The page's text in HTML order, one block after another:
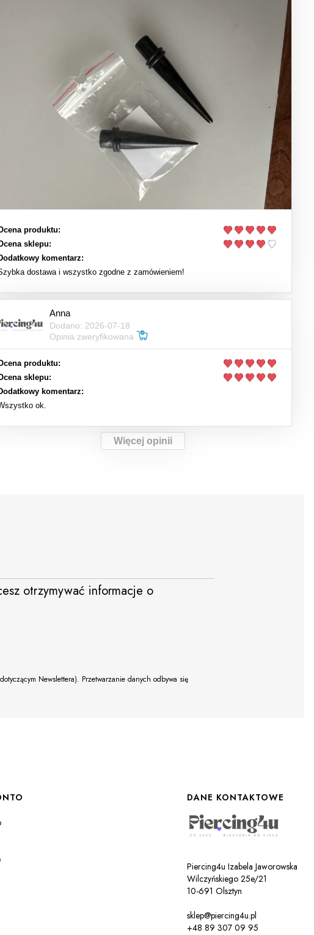
produktu:
sklepu:
komentarz:
dostawa i wszystko zgodne z zamówieniem!
Anna
Dodano: 2026-07-18
Opinia zweryfikowana
produktu:
sklepu:
komentarz:
ok.
Więcej opinii
otrzymywać informacje o
Newslettera). Przetwarzanie danych odbywa się
DANE KONTAKTOWE
Piercing4u Izabela Jaworowska
Wilczyńskiego 25e/21
10-691 Olsztyn
sklep@piercing4u.pl
+48 89 307 09 95